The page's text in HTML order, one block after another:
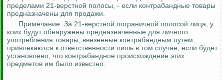
пределами 21-верстной полосы, - если контрабандные товары
предназначены для продажи.
Примечание. За 21-верстной пограничной полосой лица, у
коих будут обнаружены предназначенные для личного
употребления товары, ввезенные контрабандным путем,
привлекаются к ответственности лишь в том случае, если будет
установлено, что контрабандное происхождение этих
предметов им было известно.